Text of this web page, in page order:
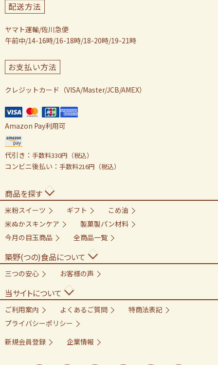
配送方法
ヤマト運輸/佐川急便
午前中/14-16時/16-18時/18-20時/19-21時
お支払い方法
クレジットカード（VISA/Master/JCB/AMEX）
Amazon Pay利用可
代引き： 手数料330円（税込）
コンビニ後払い： 手数料216円（税込）
商品を探す
米粉スイーツ ギフト
こめ油
米ぬかスキンケア
製菓製パン材料
今月の目玉商品
全商品一覧
築野(つの)食品について
三つの安心 お客様の声
当サイトについて
ご利用案内 よくあるご質問
特商法表記
プライバシーポリシー
新規会員登録
企業情報